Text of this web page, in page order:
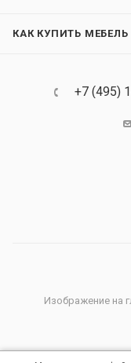
КАК КУПИТЬ МЕБЕЛЬ
+7 (495)
Изображение на